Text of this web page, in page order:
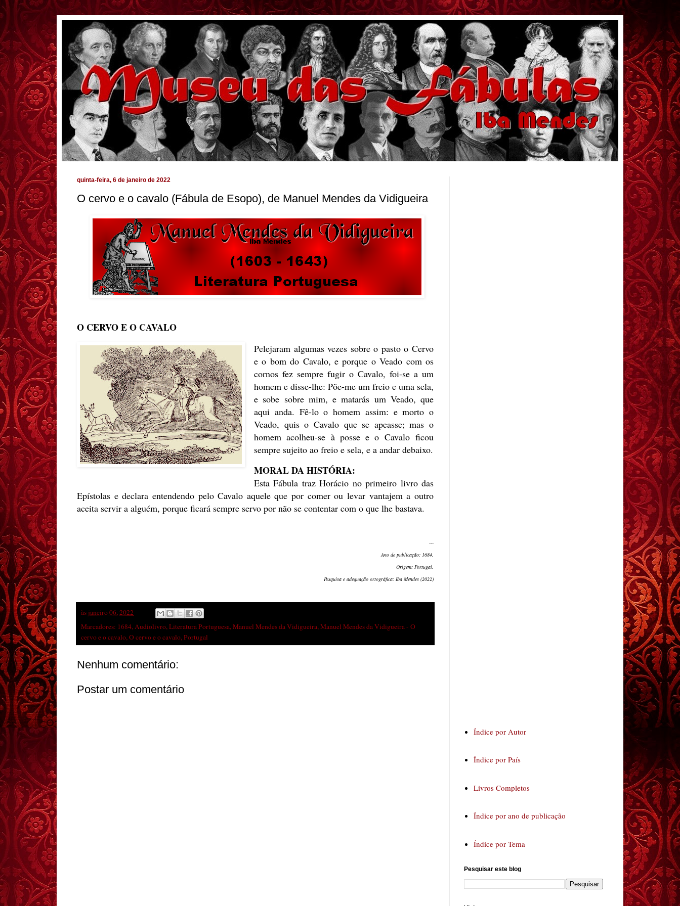
quinta-feira, 6 de janeiro de 2022
O cervo e o cavalo (Fábula de Esopo), de Manuel Mendes da Vidigueira
O CERVO E O CAVALO
Pelejaram algumas vezes sobre o pasto o Cervo
e o bom do Cavalo, e porque o Veado com os
cornos fez sempre fugir o Cavalo, foi-se a um
homem e disse-lhe: Põe-me um freio e uma sela,
e sobe sobre mim, e matarás um Veado, que
aqui anda. Fê-lo o homem assim: e morto o
Veado, quis o Cavalo que se apeasse; mas o
homem acolheu-se à posse e o Cavalo ficou
sempre sujeito ao freio e sela, e a andar debaixo.
MORAL DA HISTÓRIA:
Esta Fábula traz Horácio no primeiro livro das
Epístolas e declara entendendo pelo Cavalo aquele que por comer ou levar vantajem a outro
aceita servir a alguém, porque ficará sempre servo por não se contentar com o que lhe bastava.
---
Ano de publicação: 1684.
Origem: Portugal.
Pesquisa e adequação ortográfica: Iba Mendes (2022)
às janeiro 06, 2022
Marcadores: 1684,Audiolivro,Literatura Portuguesa,Manuel Mendes da Vidigueira,Manuel Mendes da Vidigueira - O
cervo e o cavalo,O cervo e o cavalo,Portugal
Nenhum comentário:
Postar um comentário
Índice por Autor
Índice por País
Livros Completos
Índice por ano de publicação
Índice por Tema
Pesquisar este blog